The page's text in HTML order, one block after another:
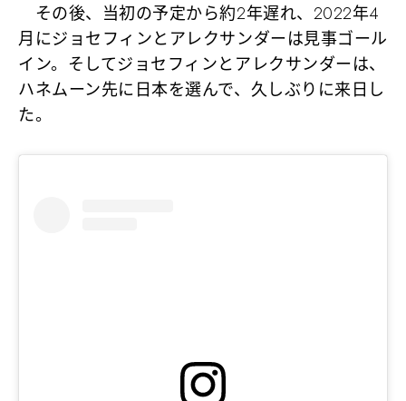
その後、当初の予定から約2年遅れ、2022年4
月にジョセフィンとアレクサンダーは見事ゴール
イン。そしてジョセフィンとアレクサンダーは、
ハネムーン先に日本を選んで、久しぶりに来日し
た。